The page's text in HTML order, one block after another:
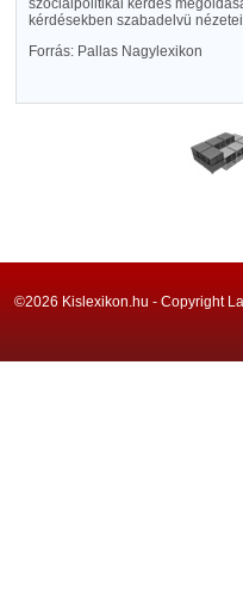
szociálpolitikai kérdés
kérdésekben szabadelvü
Forrás: Pallas Nagylexikon
©2026 Kislexikon.hu - Copyright